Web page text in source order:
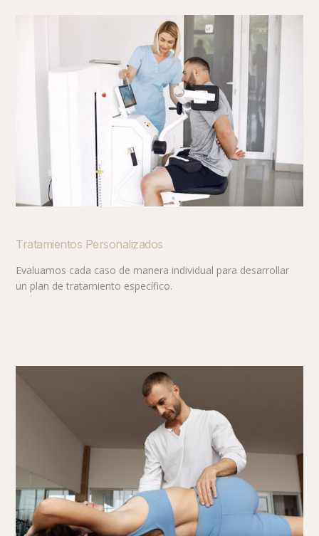
Tratamientos Personalizados
Evaluamos cada caso de manera individual para desarrollar
un plan de tratamiento específico.